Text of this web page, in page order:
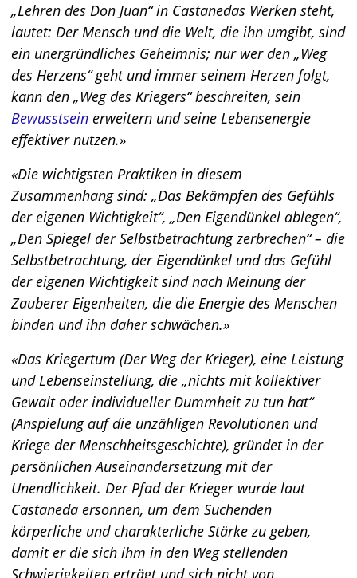
„Lehren des Don Juan“ in Castanedas Werken steht,
lautet: Der Mensch und die Welt, die ihn umgibt, sind
ein unergründliches Geheimnis; nur wer den „Weg
des Herzens“ geht und immer seinem Herzen folgt,
kann den „Weg des Kriegers“ beschreiten, sein
Bewusstsein erweitern und seine Lebensenergie
effektiver nutzen.
Die wichtigsten Praktiken in diesem
Zusammenhang sind: „Das Bekämpfen des Gefühls
der eigenen Wichtigkeit“, „Den Eigendünkel ablegen“,
„Den Spiegel der Selbstbetrachtung zerbrechen“ – die
Selbstbetrachtung, der Eigendünkel und das Gefühl
der eigenen Wichtigkeit sind nach Meinung der
Zauberer Eigenheiten, die die Energie des Menschen
binden und ihn daher schwächen.
Das Kriegertum (Der Weg der Krieger), eine Leistung
und Lebenseinstellung, die „nichts mit kollektiver
Gewalt oder individueller Dummheit zu tun hat“
(Anspielung auf die unzähligen Revolutionen und
Kriege der Menschheitsgeschichte), gründet in der
persönlichen Auseinandersetzung mit der
Unendlichkeit. Der Pfad der Krieger wurde laut
Castaneda ersonnen, um dem Suchenden
körperliche und charakterliche Stärke zu geben,
damit er die sich ihm in den Weg stellenden
Schwierigkeiten erträgt und sich nicht von